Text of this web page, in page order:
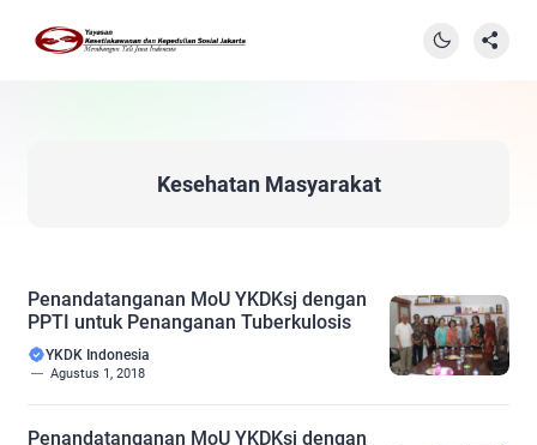
Kesehatan Masyarakat
Penandatanganan MoU YKDKsj dengan
PPTI untuk Penanganan Tuberkulosis
YKDK Indonesia
Agustus 1, 2018
Penandatanganan MoU YKDKsj dengan